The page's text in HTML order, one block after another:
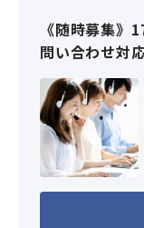
《随時募集》
問い合わせ対